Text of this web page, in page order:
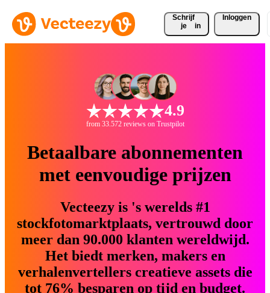
Schrijf
je
in
Inloggen
4.9
from 33.572 reviews on Trustpilot
Betaalbare abonnementen
met eenvoudige prijzen
Vecteezy is 's werelds #1
stockfotomarktplaats, vertrouwd door
meer dan 90.000 klanten wereldwijd.
Het biedt merken, makers en
verhalenvertellers creatieve assets die
tot 76% besparen op tijd en budget.